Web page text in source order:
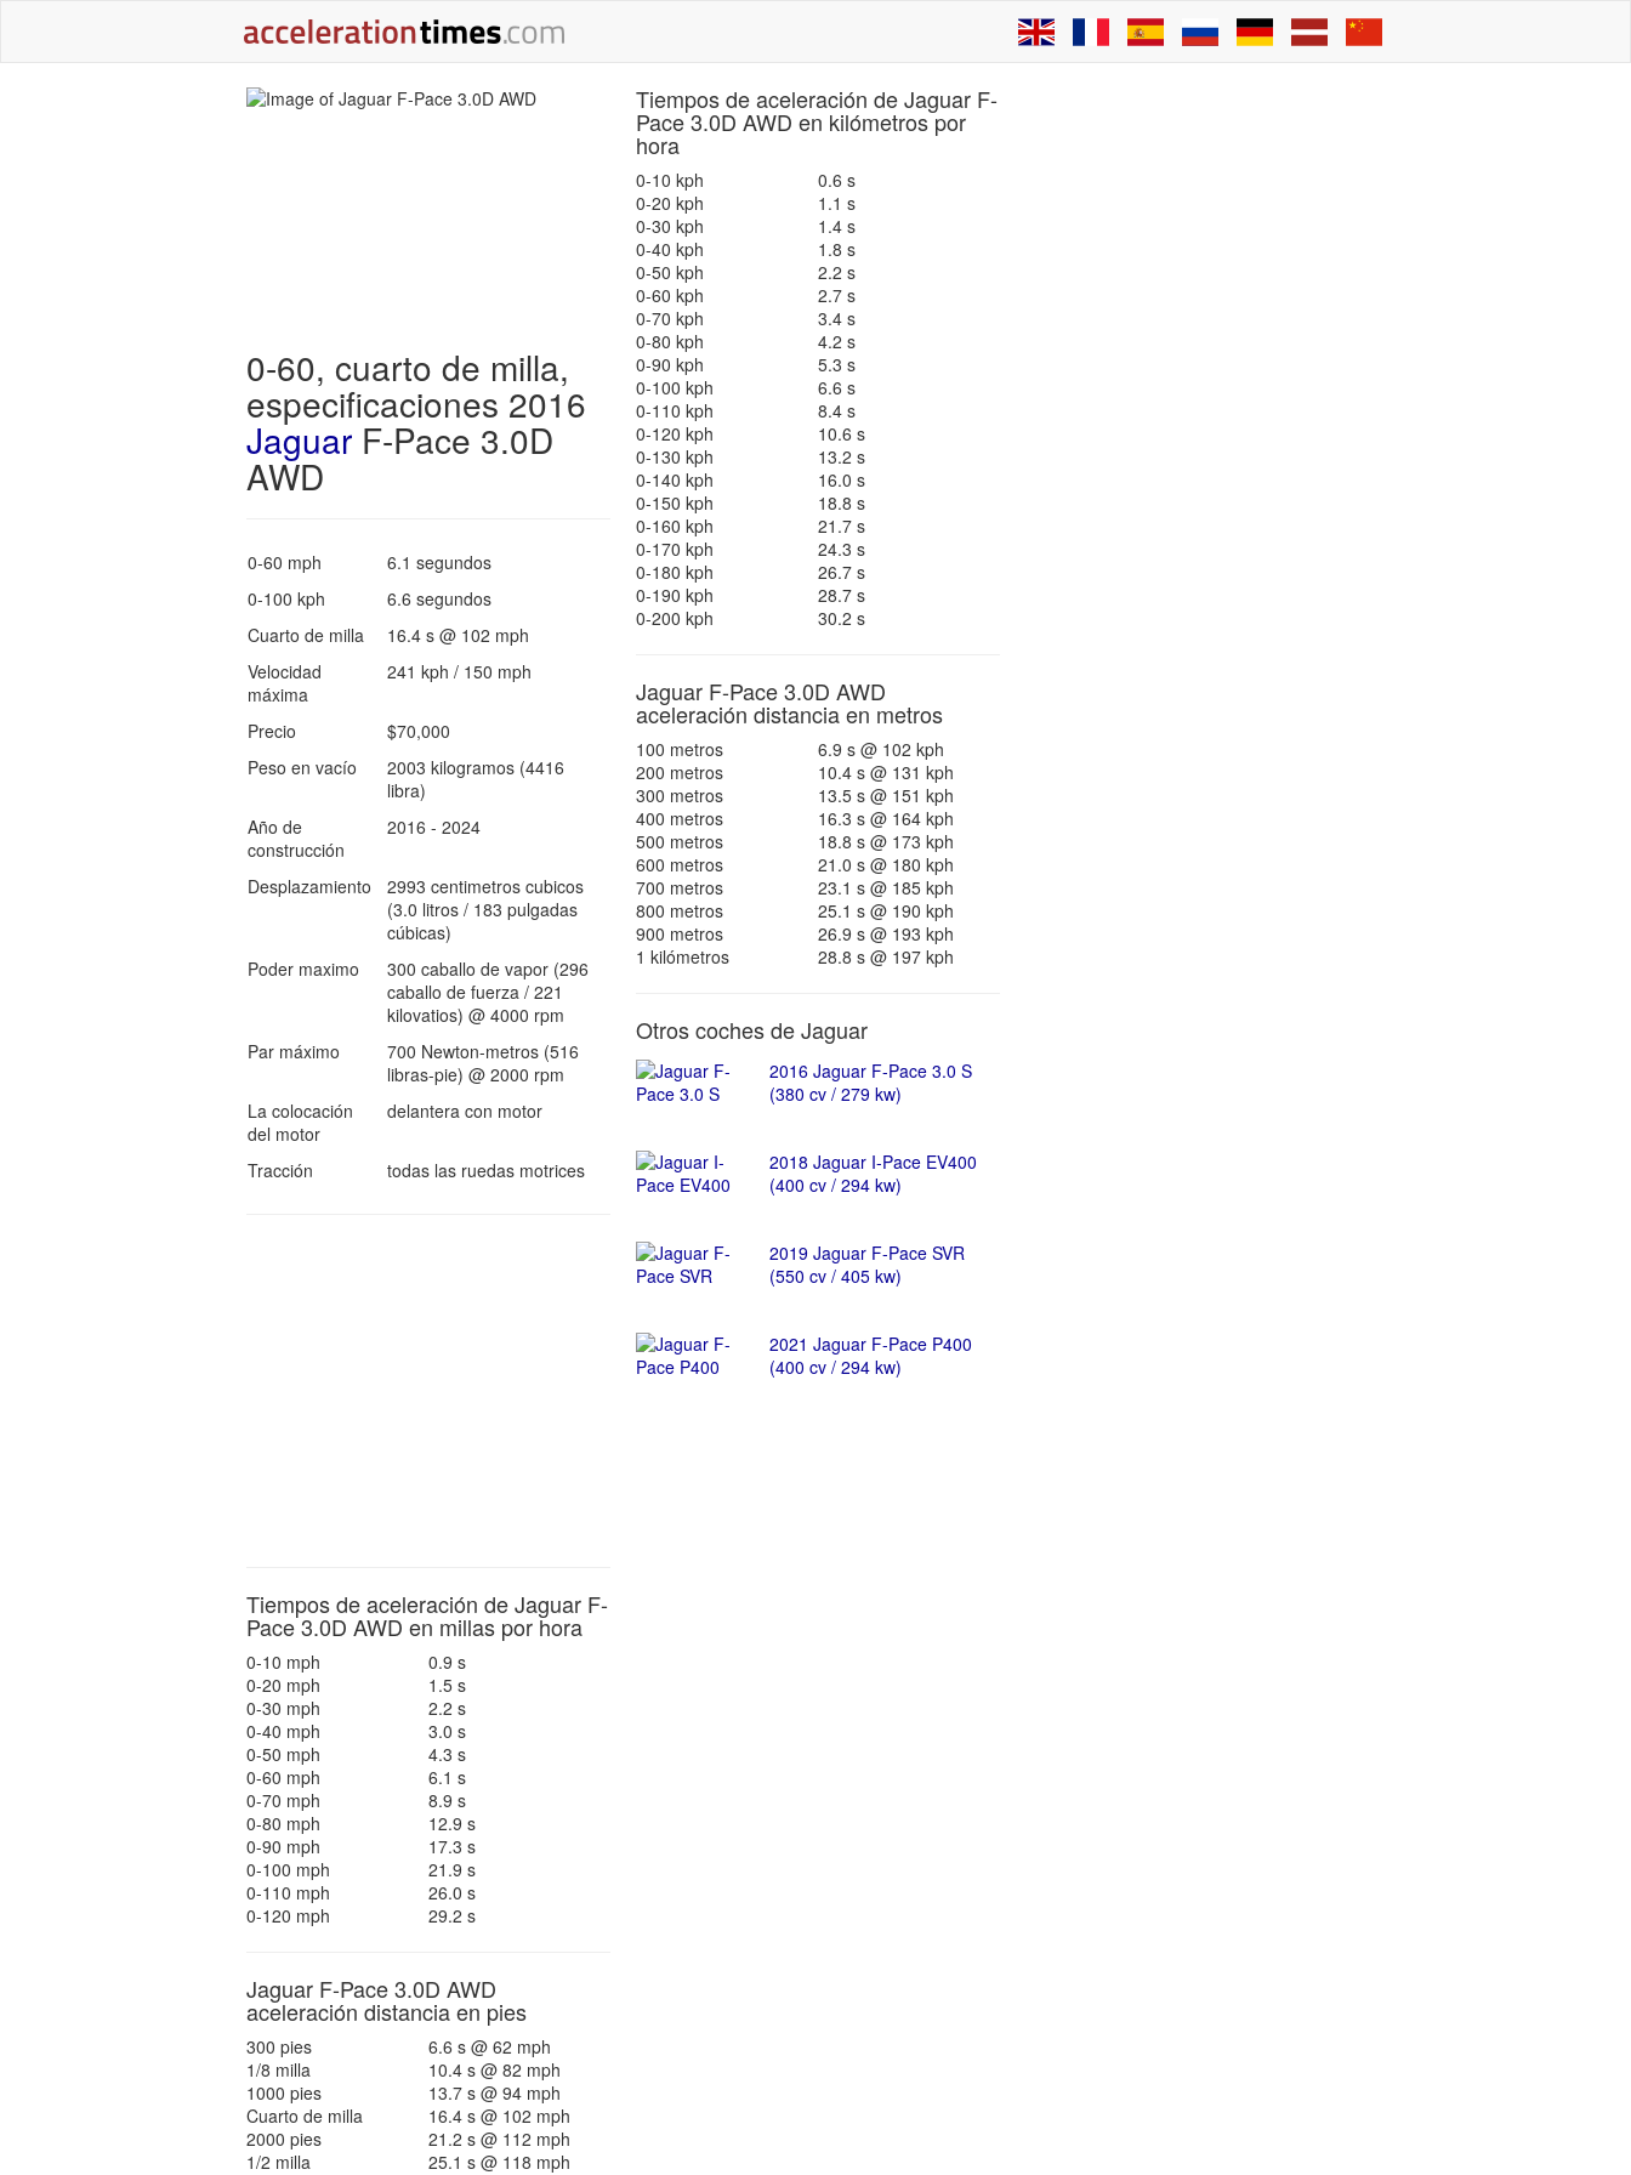
0-60, cuarto de milla,
especificaciones 2016
JaguarF-Pace 3.0D
AWD
0-60 mph
6.1 segundos
0-100 kph
6.6 segundos
Cuarto de milla
16.4 s @ 102 mph
Velocidad
máxima
241 kph / 150 mph
Precio
$70,000
Peso en vacío
2003 kilogramos (4416
libra)
Año de
construcción
2016 - 2024
Desplazamiento
2993 centimetros cubicos
(3.0 litros / 183 pulgadas
cúbicas)
Poder maximo
300 caballo de vapor (296
caballo de fuerza / 221
kilovatios) @ 4000 rpm
Par máximo
700 Newton-metros (516
libras-pie) @ 2000 rpm
La colocación
del motor
delantera con motor
Tracción todas las ruedas motrices
Tiempos de aceleración de Jaguar F-
Pace 3.0D AWD en millas por hora
0-10 mph
0.9 s
0-20 mph
1.5 s
0-30 mph
2.2 s
0-40 mph
3.0 s
0-50 mph
4.3 s
0-60 mph
6.1 s
0-70 mph
8.9 s
0-80 mph
12.9 s
0-90 mph
17.3 s
0-100 mph
21.9 s
0-110 mph
26.0 s
0-120 mph
29.2 s
Jaguar F-Pace 3.0D AWD
aceleración distancia en pies
300 pies
6.6 s @ 62 mph
1/8 milla
10.4 s @ 82 mph
1000 pies
13.7 s @ 94 mph
Cuarto de milla
16.4 s @ 102 mph
2000 pies
21.2 s @ 112 mph
1/2 milla
25.1 s @ 118 mph
Tiempos de aceleración de Jaguar F-
Pace 3.0D AWD en kilómetros por
hora
0-10 kph
0.6 s
0-20 kph
1.1 s
0-30 kph
1.4 s
0-40 kph
1.8 s
0-50 kph
2.2 s
0-60 kph
2.7 s
0-70 kph
3.4 s
0-80 kph
4.2 s
0-90 kph
5.3 s
0-100 kph
6.6 s
0-110 kph
8.4 s
0-120 kph
10.6 s
0-130 kph
13.2 s
0-140 kph
16.0 s
0-150 kph
18.8 s
0-160 kph
21.7 s
0-170 kph
24.3 s
0-180 kph
26.7 s
0-190 kph
28.7 s
0-200 kph
30.2 s
Jaguar F-Pace 3.0D AWD
aceleración distancia en metros
100 metros
6.9 s @ 102 kph
200 metros
10.4 s @ 131 kph
300 metros
13.5 s @ 151 kph
400 metros
16.3 s @ 164 kph
500 metros
18.8 s @ 173 kph
600 metros
21.0 s @ 180 kph
700 metros
23.1 s @ 185 kph
800 metros
25.1 s @ 190 kph
900 metros
26.9 s @ 193 kph
1 kilómetros
28.8 s @ 197 kph
Otros coches de Jaguar
2016 Jaguar F-Pace 3.0 S
(380 cv / 279 kw)
2018 Jaguar I-Pace EV400
(400 cv / 294 kw)
2019 Jaguar F-Pace SVR
(550 cv / 405 kw)
2021 Jaguar F-Pace P400
(400 cv / 294 kw)